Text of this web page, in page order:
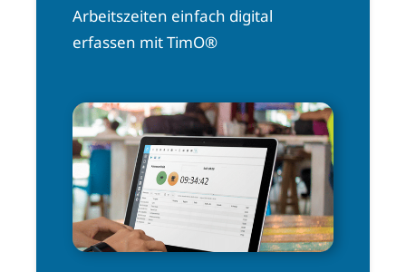
Arbeitszeiten einfach digital
erfassen mit TimO®